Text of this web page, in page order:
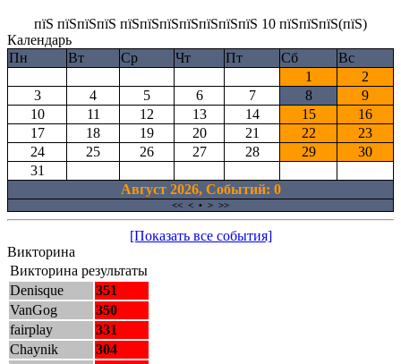
пїЅ пїЅпїЅпїЅ пїЅпїЅпїЅпїЅпїЅпїЅпїЅ 10 пїЅпїЅпїЅ(пїЅ)
Календарь
Пн
Вт Ср Чт Пт Сб
Вс
1
2
3
4 5 6 7 8
9
10
11 12 13 14 15
16
17
18 19 20 21 22
23
24
25 26 27 28 29
30
31
Август 2026, Cобытий: 0
<< < • > >>
[Показать все события]
Викторина
Викторина результаты
Denisque
351
VanGog
350
fairplay
331
Chaynik
304